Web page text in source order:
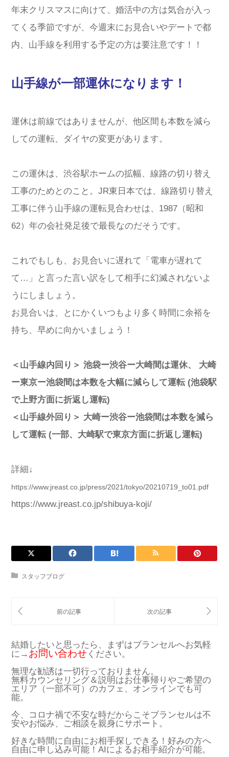
年末クリスマスに向けて、婚活中の方は気合が入っ
てくる季節ですが、今週末にお見合いやデートで都
内、山手線を利用する予定の方は要注意です！！
山手線が一部運休になります！
運休は前線ではありませんが、他区間も本数を減ら
しての運転、ダイヤの変更があります。
この運休は、渋谷駅ホームの拡幅、線路の切り替え
工事のためとのこと。JR東日本では、線路切り替え
工事に伴う山手線の運転見合わせは、1987（昭和
62）年の会社発足後で最長なのだそうです。
これでもしも、お見合いに遅れて「電車が遅れて
て…」と言った言い訳をして相手に幻滅されないよ
うにしましょう。
お見合いは、とにかくいつもより多く時間に余裕を
持ち、早めに向かいましょう！
＜山手線内回り＞ 池袋ー渋谷ー大崎間は運休、 大崎
ー東京ー池袋間は本数を大幅に減らして運転 (池袋駅
で上野方面に折返し運転)
＜山手線外回り＞ 大崎ー渋谷ー池袋間は本数を減ら
して運転 (一部、大崎駅で東京方面に折返し運転)
詳細↓
https://www.jreast.co.jp/press/2021/tokyo/20210719_to01.pdf
https://www.jreast.co.jp/shibuya-koji/
スタッフブログ
結婚したいと思ったら、まずはブランセルへお気軽
に→ お問い合わせ ください。
無理な勧誘は一切行っておりません。
無料カウンセリング＆説明はお仕事帰りやご希望の
エリア（一部不可）のカフェ、オンラインでも可
能。
今、コロナ禍で不安な時だからこそブランセルは不
安やお悩み、ご相談を親身にサポート。
好きな時間に自由にお相手探しできる！好みの方へ
自由に申し込み可能！AIによるお相手紹介が可能。